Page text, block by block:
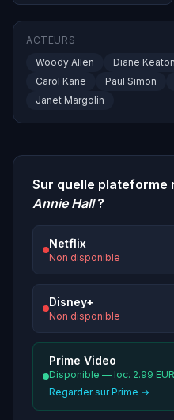
ACTEURS
Woody Allen
Diane Keaton
Carol Kane
Paul Simon
Janet Margolin
Sur quelle plateforme
Annie Hall?
Netflix
Non disponible
Disney+
Non disponible
Prime Video
Disponible — loc. 2.99
Regarder sur Prime →